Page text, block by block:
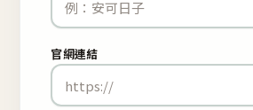
官網連結